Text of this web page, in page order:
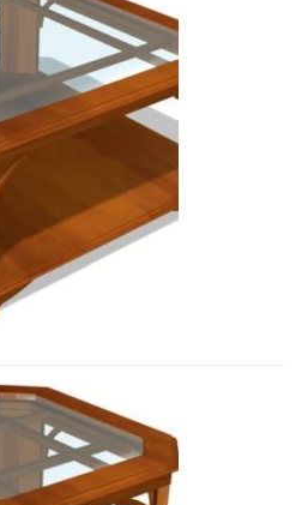
Квадрат...
296,60€